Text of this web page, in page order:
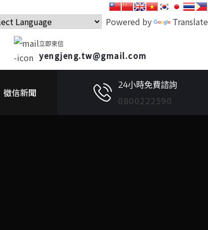
Powered by Translate
立即來信
yengjeng.tw@gmail.com
徵信新聞
24小時免費諮詢
0800222590